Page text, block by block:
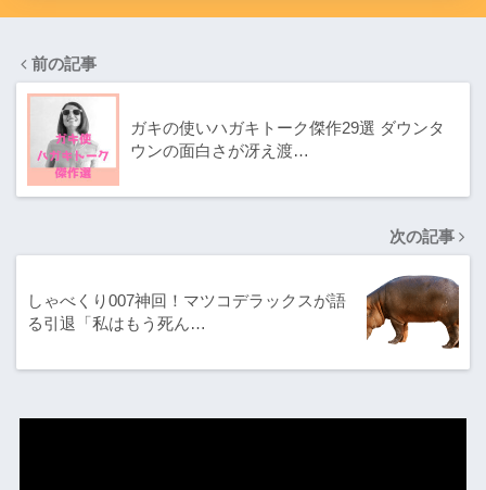
前の記事
ガキの使いハガキトーク傑作29選 ダウンタ
ウンの面白さが冴え渡…
次の記事
しゃべくり007神回！マツコデラックスが語
る引退「私はもう死ん…